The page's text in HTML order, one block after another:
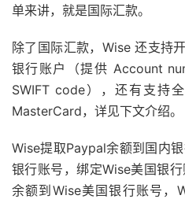
单来讲，就是国际汇款。
除了国际汇款，Wise 还支持
银行账户（提供 Account
SWIFT code），还有支持
MasterCard，详见下文介绍。
Wise提取Paypal余额到国内
银行账号，绑定Wise美国银
余额到Wise美国银行账号，